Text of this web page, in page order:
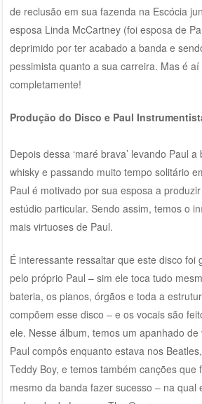
de reclusão em sua fazenda na Escócia
esposa Linda McCartney (foi esposa de
deprimido por ter acabado a banda e
pessimista quanto a sua carreira. Mas é
completamente!
Produção do Disco e Paul
Depois dessa ‘maré brava’ levando Paul
whisky e passando muito tempo solitário
Paul é motivado por sua esposa a
estúdio particular. Sendo assim, temos o
mais virtuoses de Paul.
É interessante ressaltar que este disco foi
pelo próprio Paul – sim ele toca tudo
bateria, os pianos, órgãos e toda a
compõem esse disco – e os vocais são
ele. Nesse álbum, temos um apanhado
Paul compôs enquanto estava nos
Teddy Boy, e temos também canções que
mesmo da banda fazer sucesso – na qual